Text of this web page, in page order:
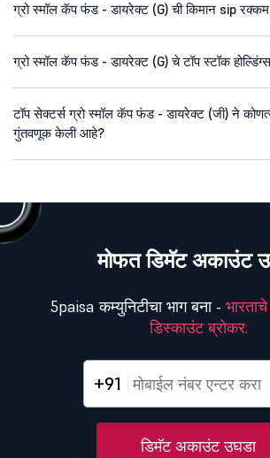
ग्रो स्मॉल कॅप फंड - डायरेक्ट (G) ची किमान sip
ग्रो स्मॉल कॅप फंड - डायरेक्ट (G) चे टॉप स्टॉक
टॉप सेक्टर्स ग्रो स्मॉल कॅप फंड - डायरेक्ट (जी) ने
गुंतवणूक केली आहे?
मोफत डिमॅट अकाउंट
5paisa कम्युनिटीचा भाग बना -
डिस्काउंट ब्रोकर.
+91
डिमॅट अकाउंट उघडा